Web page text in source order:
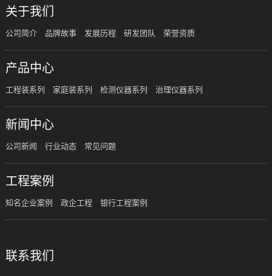
关于我们
公司简介 品牌故事 发展历程 研发团队 荣誉资质
产品中心
工程装系列 家庭装系列 检测仪器系列 治理仪器系列
新闻中心
公司新闻 行业动态 常见问题
工程案例
知名企业案例 政企工程 银行工程案例
联系我们